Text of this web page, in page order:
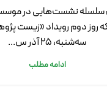
نشست‌هایی در
روز دوم رویداد «زیست
سه‌شنبه، 25 آذر س...
ادامه مطلب